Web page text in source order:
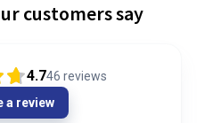
customers say
4.746 reviews
a review